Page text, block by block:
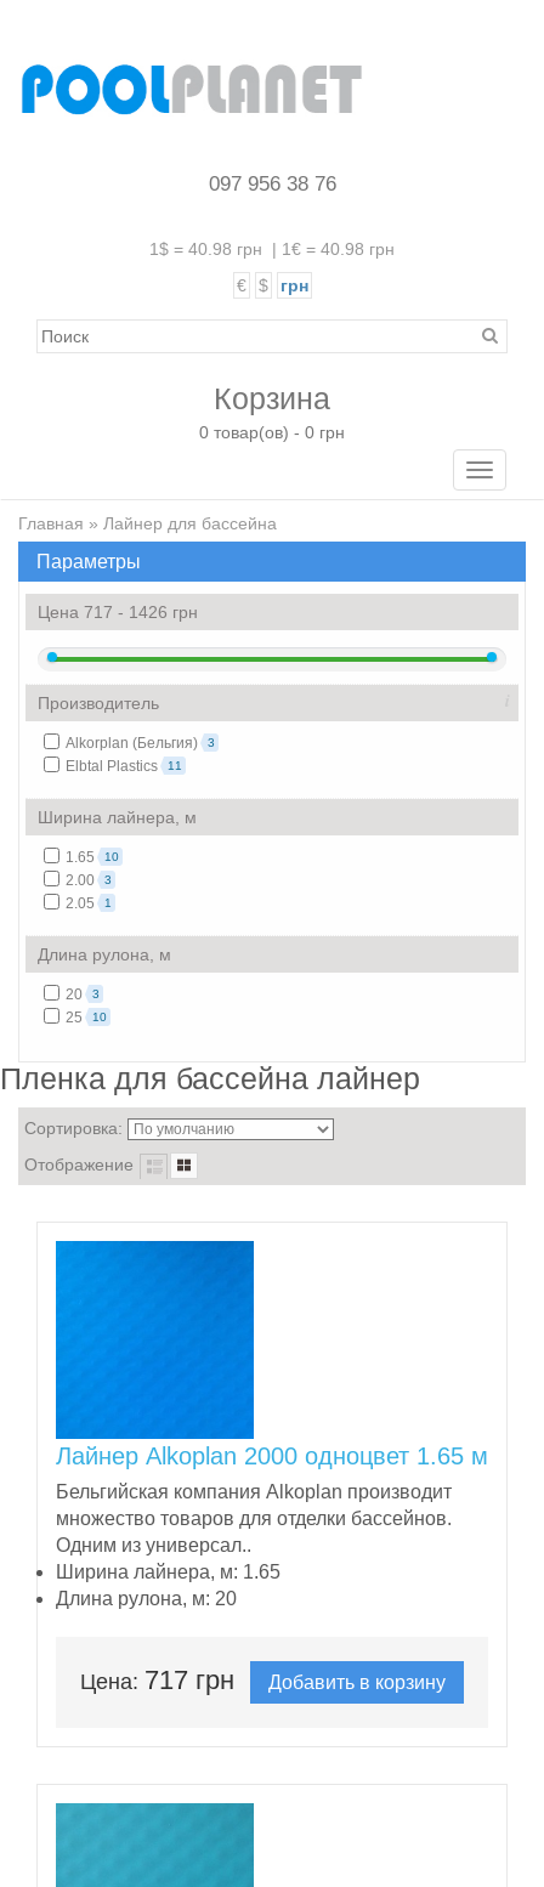
097 956 38 76
1$ = 40.98 грн | 1€ = 40.98 грн
€
$ грн
Корзина
0 товар(ов) - 0 грн
Toggle
Главная » Лайнер для бассейна
Параметры
Цена 717 - 1426 грн
Производитель
Alkorplan (Бельгия) 3
Elbtal Plastics 11
Ширина лайнера, м
1.65 10
2.00 3
2.05 1
Длина рулона, м
20 3
25 10
Пленка для бассейна лайнер
Сортировка:
Отображение
Лайнер Alkoplan 2000 одноцвет 1.65 м
Бельгийская компания Alkoplan производит
множество товаров для отделки бассейнов.
Одним из универсал..
Ширина лайнера, м: 1.65
Длина рулона, м: 20
Цена: 717 грн Добавить в корзину